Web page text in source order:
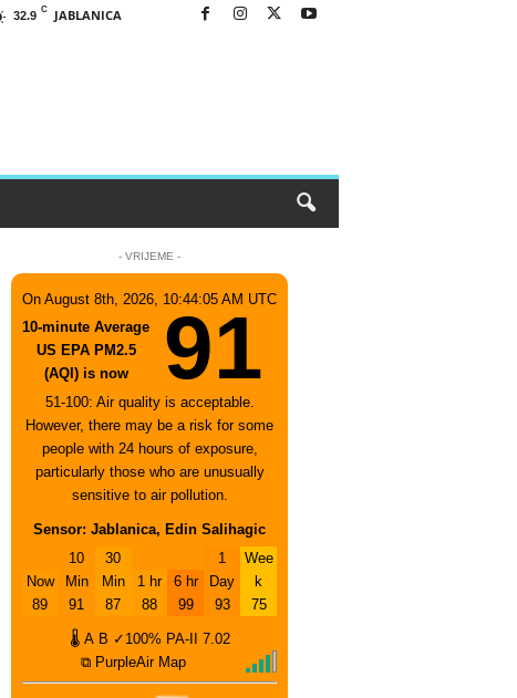
32.9 C JABLANICA
- VRIJEME -
On August 8th, 2026, 10:44:05 AM UTC
10-minute Average
US EPA PM2.5
(AQI) is now
91
51-100: Air quality is acceptable.
However, there may be a risk for some
people with 24 hours of exposure,
particularly those who are unusually
sensitive to air pollution.
Sensor: Jablanica, Edin Salihagic
Now
89
10
Min
91
30
Min
87
1 hr
88
6 hr
99
1
Day
93
Wee
k
75
🌡 A B ✓100% PA-II
7.02
⧉ PurpleAir Map